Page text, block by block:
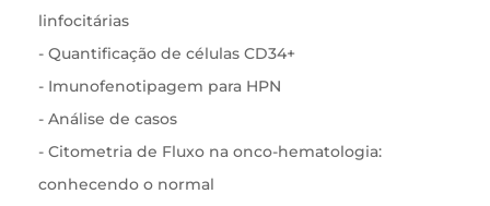
linfocitárias
- Quantificação de células CD34+
- Imunofenotipagem para HPN
- Análise de casos
- Citometria de Fluxo na onco-hematologia:
conhecendo o normal